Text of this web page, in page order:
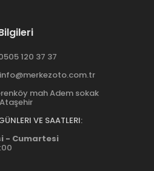
120 37 37
info@merkezoto.com.tr
mah Adem sokak
VE SAATLERI:
- Cumartesi